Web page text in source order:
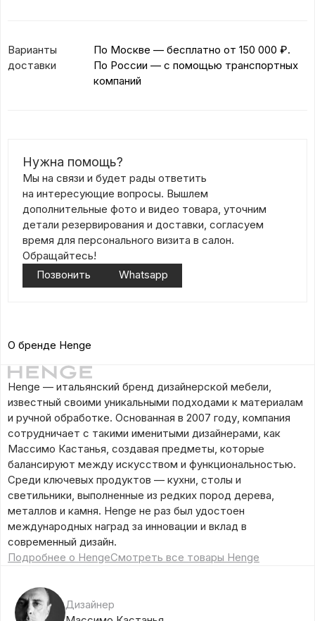
Варианты
доставки
По Москве — бесплатно от 150 000 ₽.
По России — с помощью транспортных
компаний
Нужна помощь?
Мы на связи и будет рады ответить
на интересующие вопросы. Вышлем
дополнительные фото и видео товара, уточним
детали резервирования и доставки, согласуем
время для персонального визита в салон.
Обращайтесь!
Позвонить
Whatsapp
О бренде Henge
Henge — итальянский бренд дизайнерской мебели,
известный своими уникальными подходами к материалам
и ручной обработке. Основанная в 2007 году, компания
сотрудничает с такими именитыми дизайнерами, как
Массимо Кастанья, создавая предметы, которые
балансируют между искусством и функциональностью.
Среди ключевых продуктов — кухни, столы и
светильники, выполненные из редких пород дерева,
металлов и камня. Henge не раз был удостоен
международных наград за инновации и вклад в
современный дизайн.
Подробнее о HengeСмотреть все товары Henge
Дизайнер